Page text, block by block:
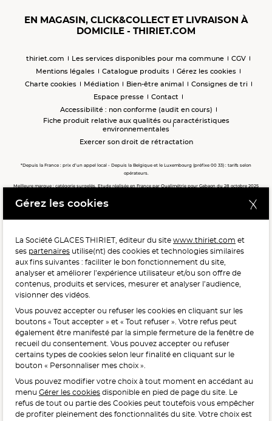
EN MAGASIN, CLICK&COLLECT ET LIVRAISON À
DOMICILE - THIRIET.COM
thiriet.com Les services disponibles pour ma commune
CGV
Mentions légales
Catalogue produits
Gérez les cookies
Charte cookies
Médiation Bien-être animal
Consignes de tri
Espace presse
Contact
Accessibilité : non conforme (audit en cours)
Fiche produit relative aux qualités ou caractéristiques
environnementales
Exercer son droit de rétractation
*Depuis la France : prix d’un appel local - Depuis la Belgique et le Luxembourg (préfixe 00 33) : tarifs selon
opérateurs.
Meilleure marque : catégorie surgelés. Etude réalisée en France par Qualimétrie pour Gabaon du 28 octobre 2025
Meilleure chaîne de magasins, Meilleur e-commerçant, Meilleure relation clients : catégorie surgelés. Étude
POUR VOTRE SANTÉ, MANGEZ AU MOINS CINQ FRUITS ET
LÉGUMES PAR JOUR.WWW.MANGERBOUGER.FR
L'abus d'alcool est dangereux pour la santé, à consommer
avec modération.
Interdiction de vente de boissons alcooliques
Gérez les cookies
La Société GLACES THIRIET, éditeur du site www.thiriet.com et
ses partenaires utilise(nt) des cookies et technologies similaires
aux fins suivantes : faciliter le bon fonctionnement du site,
analyser et améliorer l’expérience utilisateur et/ou son offre de
contenus, produits et services, mesurer et analyser l’audience,
visionner des vidéos.
Vous pouvez accepter ou refuser les cookies en cliquant sur les
boutons « Tout accepter » et « Tout refuser ». Votre refus peut
également être manifesté par la simple fermeture de la fenêtre de
recueil du consentement. Vous pouvez accepter ou refuser
certains types de cookies selon leur finalité en cliquant sur le
bouton « Personnaliser mes choix ».
Vous pouvez modifier votre choix à tout moment en accédant au
menu Gérer les cookies disponible en pied de page du site. Le
refus de tout ou partie des Cookies peut toutefois vous empêcher
de profiter pleinement des fonctionnalités du site. Votre choix est